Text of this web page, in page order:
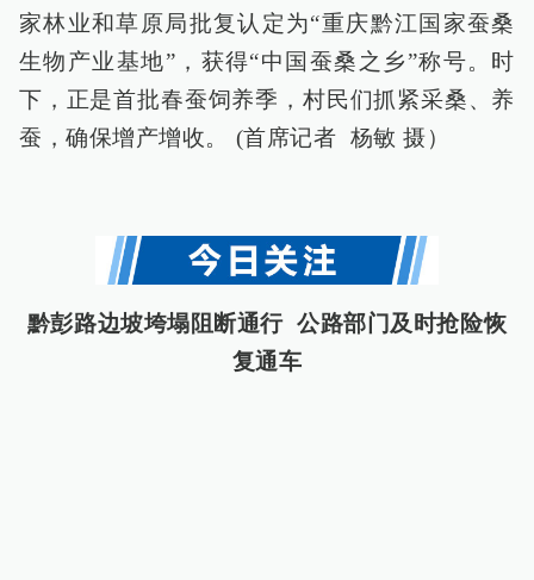
家林业和草原局批复认定为“重庆黔江国家蚕桑
生物产业基地”，获得“中国蚕桑之乡”称号。时
下，正是首批春蚕饲养季，村民们抓紧采桑、养
蚕，确保增产增收。 (首席记者 杨敏 摄）
黔彭路边坡垮塌阻断通行 公路部门及时抢险恢
复通车